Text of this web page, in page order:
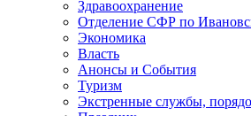
Здравоохранение
Отделение СФР по
Экономика
Власть
Анонсы и События
Туризм
Экстренные службы,